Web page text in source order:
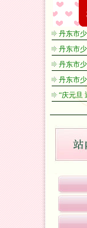
丹东市
丹东市
丹东市
丹东市
“庆元旦